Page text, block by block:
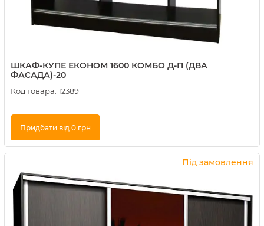
ШКАФ-КУПЕ ЕКОНОМ 1600 КОМБО Д-П (ДВА
ФАСАДА)-20
Код товара: 12389
Придбати від 0 грн
Купити в 1 клік
Під замовлення